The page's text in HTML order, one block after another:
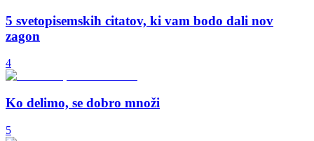
5 svetopisemskih citatov, ki vam bodo dali nov
zagon
4
Ko delimo, se dobro množi
5